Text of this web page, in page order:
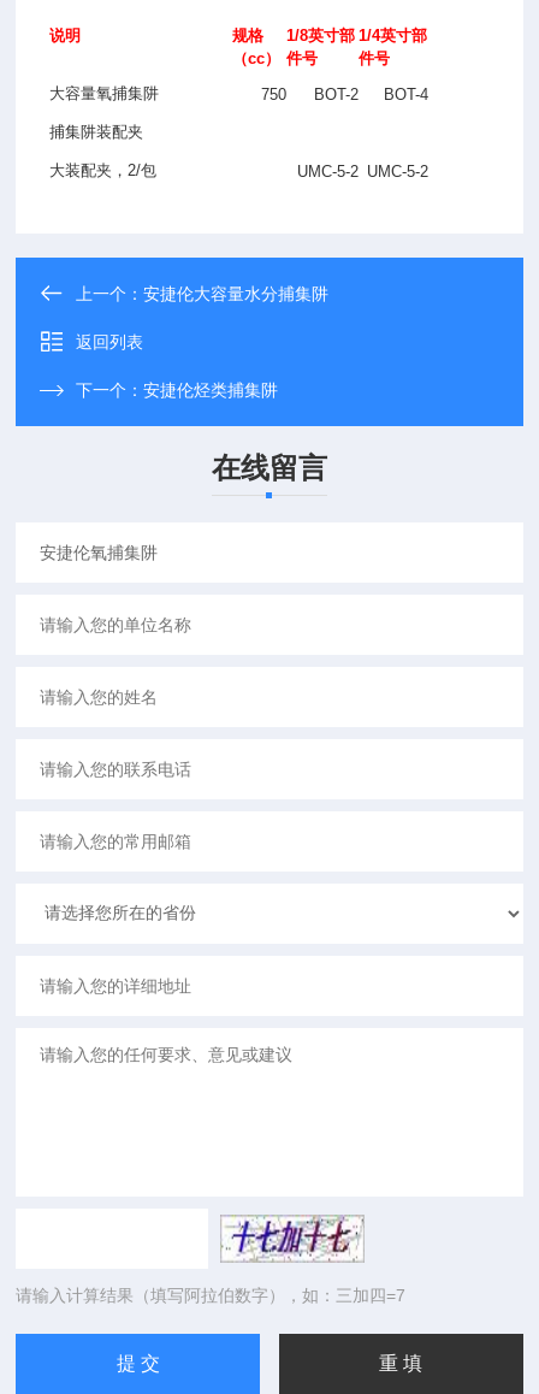
说明
规格
（cc）
1/8英寸部
件号
1/4英寸部
件号
大容量氧捕集阱
750 BOT-2 BOT-4
捕集阱装配夹
大装配夹， 2/包 UMC-5-2 UMC-5-2
上一个：安捷伦大容量水分捕集阱
返回列表
下一个：安捷伦烃类捕集阱
在线留言
请输入计算结果（填写阿拉伯数字），如：三加四=7